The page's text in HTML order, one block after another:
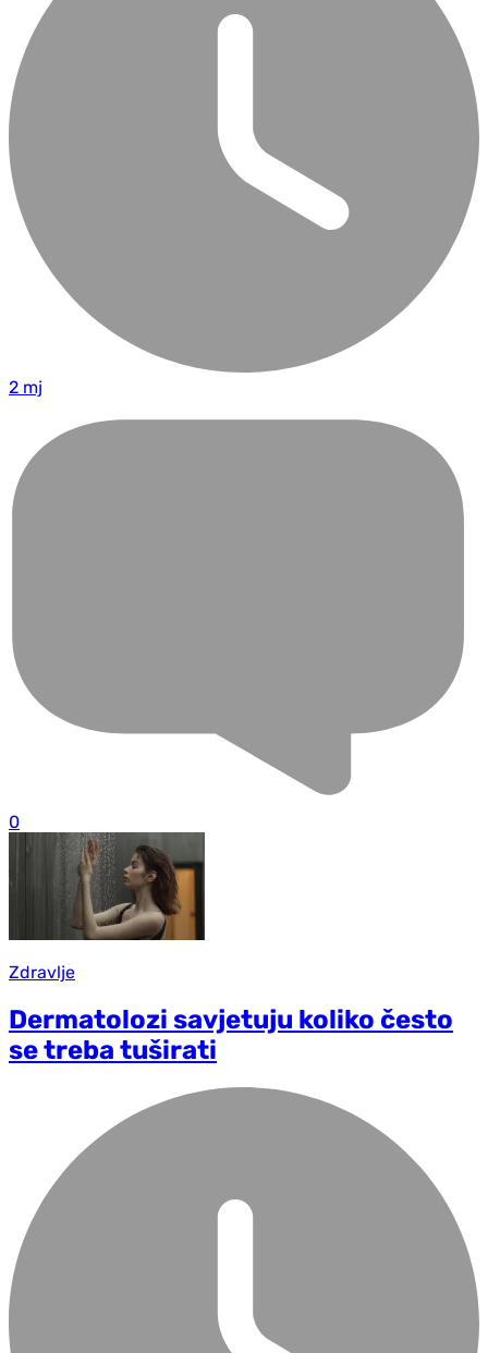
2 mj
0
Zdravlje
Dermatolozi savjetuju koliko često
se treba tuširati